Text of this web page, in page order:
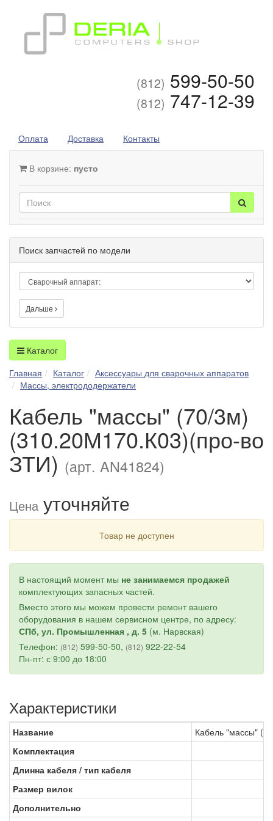
(812) 599-50-50
(812) 747-12-39
Оплата Доставка Контакты
В корзине: пусто
Поиск запчастей по модели
Дальше
Каталог
Главная
Каталог
Аксессуары для сварочных аппаратов
Массы, электрододержатели
Кабель "массы" (70/3м)
(310.20М170.К03)(про-во
ЗТИ) (арт. AN41824)
Цена уточняйте
Товар не доступен
В настоящий момент мы не занимаемся продажей
комплектующих запасных частей.
Вместо этого мы можем провести ремонт вашего
оборудования в нашем сервисном центре, по адресу:
СПб, ул. Промышленная , д. 5 (м. Нарвская)
Телефон: (812) 599-50-50, (812) 922-22-54
Пн-пт: с 9:00 до 18:00
Характеристики
Название
Кабель "массы"
Комплектация
Длинна кабеля / тип кабеля
Размер вилок
Дополнительно